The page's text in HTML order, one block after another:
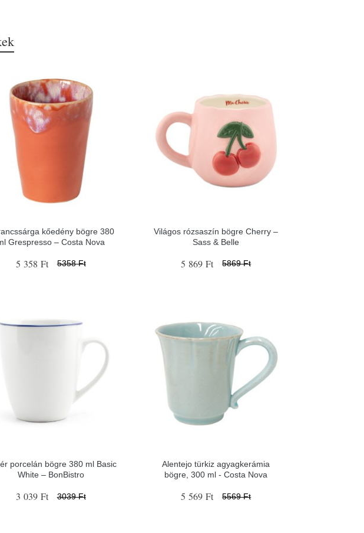
kőedény bögre 380
Grespresso – Costa Nova
5 358 Ft 5358 Ft
Világos rózsaszín bögre Cherry –
Sass & Belle
5 869 Ft 5869 Ft
porcelán bögre 380 ml Basic
White – BonBistro
3 039 Ft 3039 Ft
Alentejo türkiz agyagkerámia
bögre, 300 ml - Costa Nova
5 569 Ft 5569 Ft